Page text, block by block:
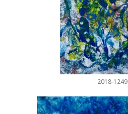
2018-1249